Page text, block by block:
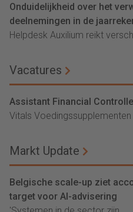
Onduidelijkheid over het
deelnemingen in de
Helpdesk Auxilium reikt
Vacatures
Assistant Financial
Vitals Voedingssupplementen
Markt Update
Belgische scale-up ziet
target voor AI-advisering